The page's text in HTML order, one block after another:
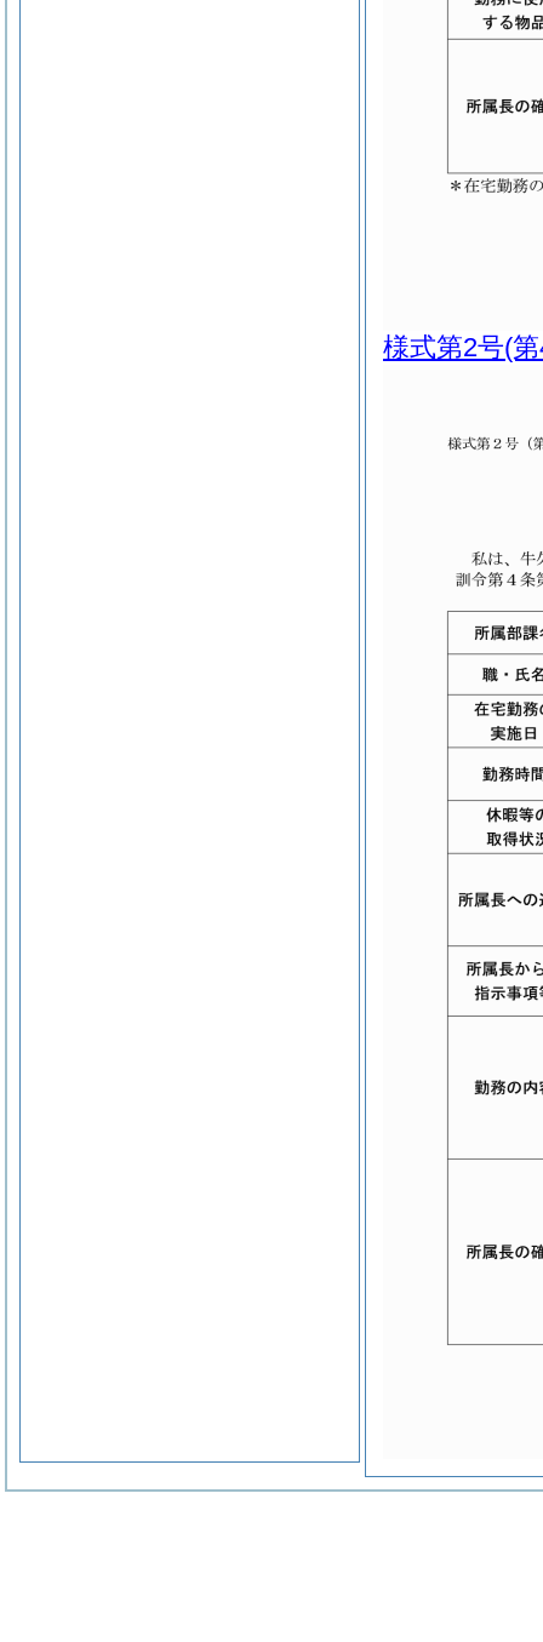
様式第2号(